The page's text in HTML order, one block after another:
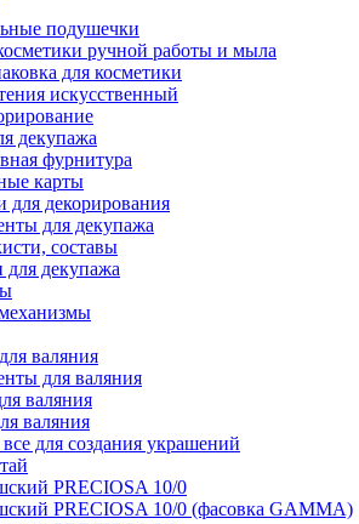
подушечки
ручной работы и мыла
для косметики
искусственный
декупажа
фурнитура
карты
для декорирования
для декупажа
составы
для декупажа
валяния
для валяния
валяния
валяния
для создания украшений
PRECIOSA 10/0
PRECIOSA 10/0 (фасовка GAMMA)